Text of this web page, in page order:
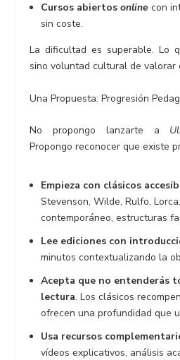
Cursos abiertosonline con
sin coste.
La dificultad es superable. Lo
sino voluntad cultural de valorar
Una Propuesta: Progresión
No propongo lanzarte a
Propongo reconocer que existe
Empieza con clásicos
Stevenson, Wilde, Rulfo,
contemporáneo, estructuras
Lee ediciones con
minutos contextualizando la
Acepta que no entenderás
lectura. Los clásicos
ofrecen una profundidad que
Usa recursos
vídeos explicativos, análisis